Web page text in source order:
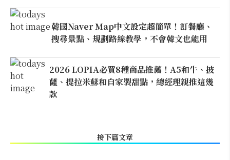
韓國Naver Map中文設定超簡單！訂餐廳、
搜尋景點、規劃路線教學，不會韓文也能用
2026 LOPIA必買8種商品推薦！A5和牛、披
薩、提拉米蘇和自家製甜點，總經理親推這幾
款
接下篇文章